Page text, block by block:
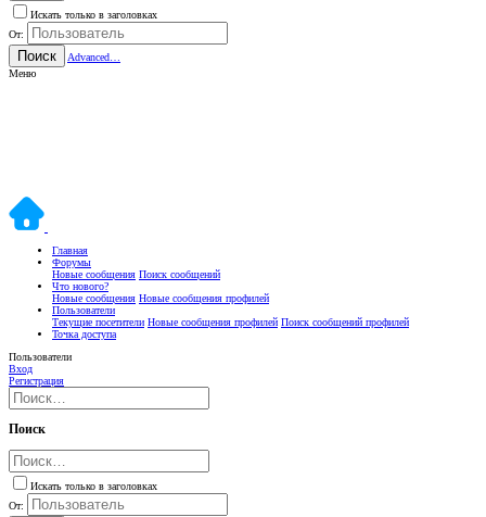
Искать только в заголовках
От:
Поиск
Advanced…
Меню
Главная
Форумы
Новые сообщения Поиск сообщений
Что нового?
Новые сообщения Новые сообщения профилей
Пользователи
Текущие посетители Новые сообщения профилей Поиск сообщений профилей
Точка доступа
Пользователи
Вход
Регистрация
Поиск
Искать только в заголовках
От: